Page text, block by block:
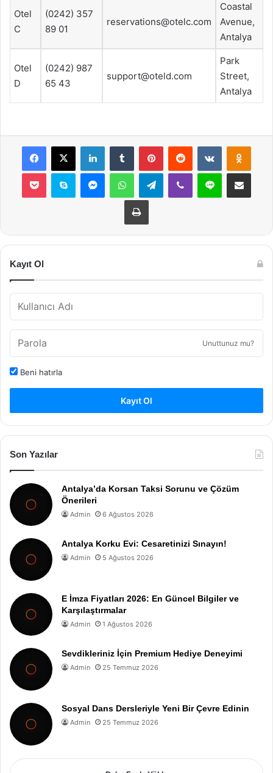
Otel
C
(0242) 357
89 01
reservations@otelc.com
Coastal
Avenue,
Antalya
Otel
D
(0242) 987
65 43
support@oteld.com
Park
Street,
Antalya
Facebook
X LinkedInTumblr PinterestReddit VKontakte
Pocket Skype MessengerWhatsAppTelegramViber Line E-Posta ile
Yazdır
Kayıt Ol
Unuttunuz mu?
Beni hatırla
Kayıt Ol
Son Yazılar
Antalya’da Korsan Taksi Sorunu ve Çözüm
Önerileri
Admin 6 Ağustos 2026
Antalya Korku Evi: Cesaretinizi Sınayın!
Admin 5 Ağustos 2026
E İmza Fiyatları 2026: En Güncel Bilgiler ve
Karşılaştırmalar
Admin 1 Ağustos 2026
Sevdikleriniz İçin Premium Hediye Deneyimi
Admin 25 Temmuz 2026
Sosyal Dans Dersleriyle Yeni Bir Çevre Edinin
Admin 25 Temmuz 2026